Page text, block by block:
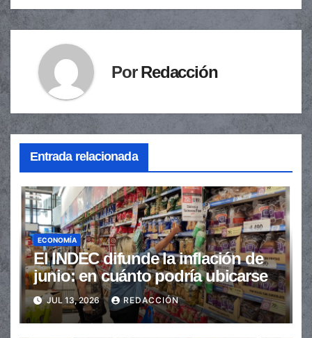
PorRedacción
Entrada relacionada
ECONOMÍA
El INDEC difunde la inflación de
junio: en cuánto podría ubicarse
JUL 13, 2026 REDACCIÓN